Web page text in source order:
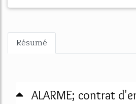
Résumé
ALARME; contrat